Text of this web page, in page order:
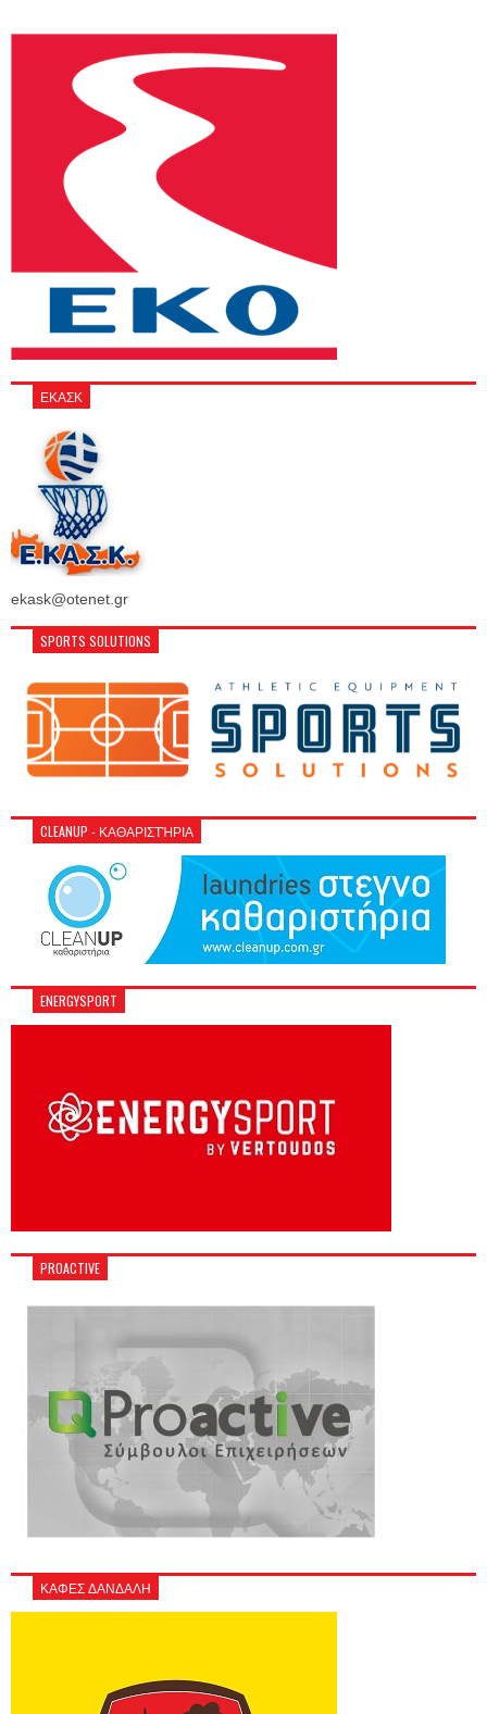
ΕΚΑΣΚ
ekask@otenet.gr
SPORTS SOLUTIONS
CLEANUP - ΚΑΘΑΡΙΣΤΉΡΙΑ
ENERGYSPORT
PROACTIVE
ΚΑΦΕΣ ΔΑΝΔΑΛΗ